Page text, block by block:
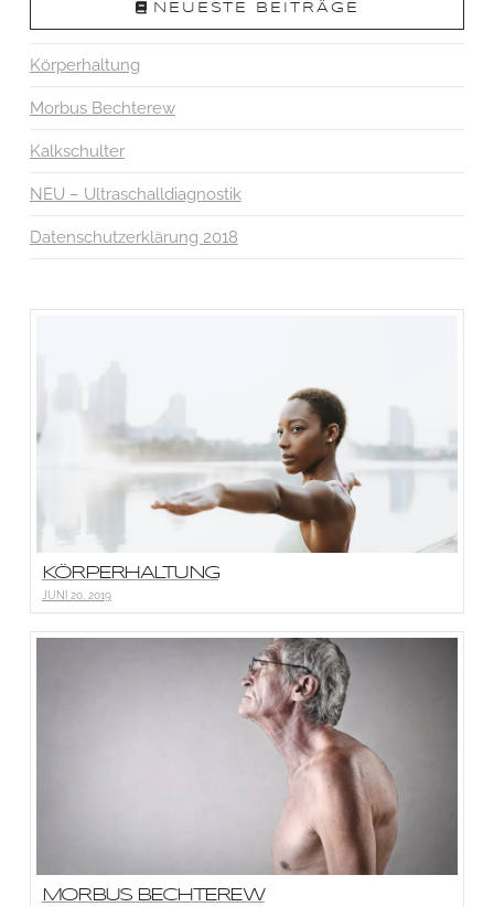
NEUESTE BEITRÄGE
Körperhaltung
Morbus Bechterew
Kalkschulter
NEU – Ultraschalldiagnostik
Datenschutzerklärung 2018
KÖRPERHALTUNG
JUNI 20, 2019
MORBUS BECHTEREW